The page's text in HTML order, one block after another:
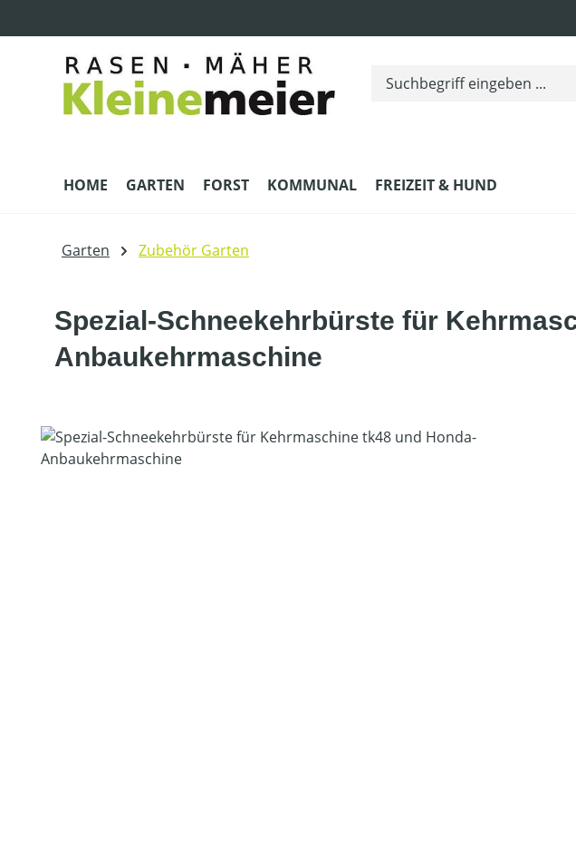
HOME GARTEN FORST KOMMUNAL FREIZEIT & HUND
Garten Zubehör Garten
Spezial-Schneekehrbürste für
Anbaukehrmaschine
Bildergalerie überspringen